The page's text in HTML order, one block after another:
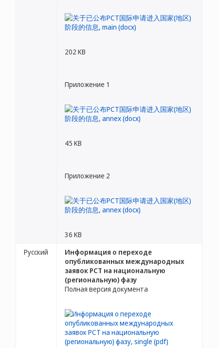
202 KB
Приложение 1
45 KB
Приложение 2
36 KB
Русский
Информация о переходе
опубликованных международных
заявок PCT на национальную
(региональную) фазу
Полная версия документа